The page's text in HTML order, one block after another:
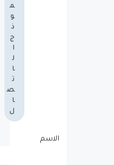
م
و
ذ
ج
ا
ل
ا
ت
ص
ا
ل
الاسم